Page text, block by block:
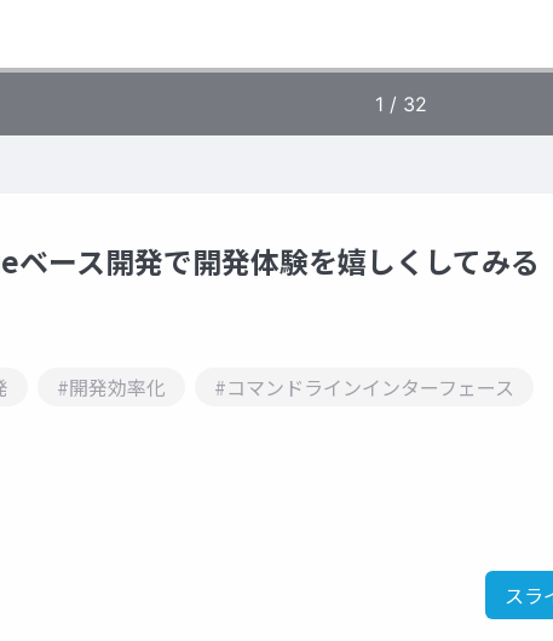
ース開発で開発体験を嬉しくしてみる
#開発効率化
#コマンドラインインターフェース
スラ